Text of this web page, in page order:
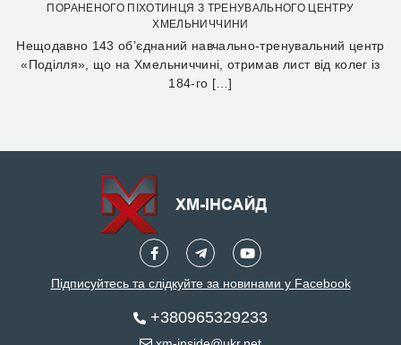
ПОРАНЕНОГО ПІХОТИНЦЯ З ТРЕНУВАЛЬНОГО ЦЕНТРУ
ХМЕЛЬНИЧЧИНИ
Нещодавно 143 об’єднаний навчально-тренувальний центр
«Поділля», що на Хмельниччині, отримав лист від колег із
184-го […]
Підписуйтесь та слідкуйте за новинами у Facebook
+380965329233